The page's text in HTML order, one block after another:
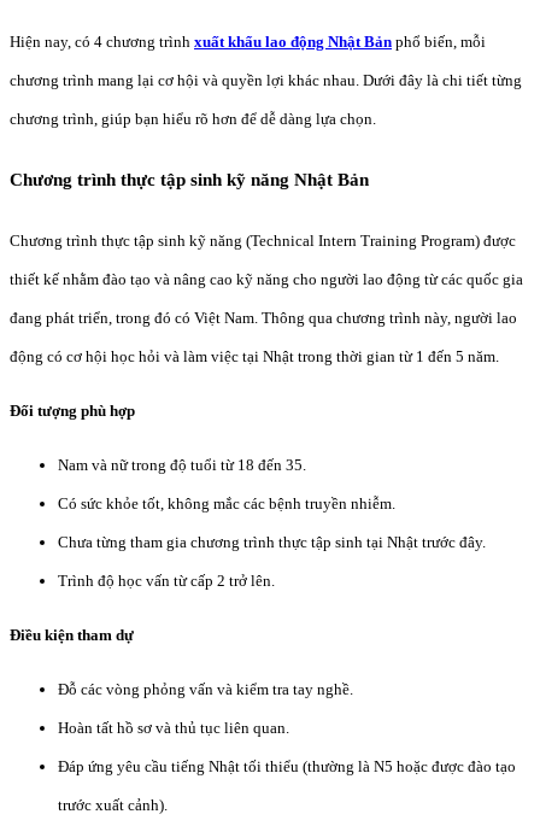
Hiện nay, có 4 chương trình xuất khẩu lao động Nhật Bản phổ biến, mỗi
chương trình mang lại cơ hội và quyền lợi khác nhau. Dưới đây là chi tiết từng
chương trình, giúp bạn hiểu rõ hơn để dễ dàng lựa chọn.
Chương trình thực tập sinh kỹ năng Nhật Bản
Chương trình thực tập sinh kỹ năng (Technical Intern Training Program) được
thiết kế nhằm đào tạo và nâng cao kỹ năng cho người lao động từ các quốc gia
đang phát triển, trong đó có Việt Nam. Thông qua chương trình này, người lao
động có cơ hội học hỏi và làm việc tại Nhật trong thời gian từ 1 đến 5 năm.
Đối tượng phù hợp
Nam và nữ trong độ tuổi từ 18 đến 35.
Có sức khỏe tốt, không mắc các bệnh truyền nhiễm.
Chưa từng tham gia chương trình thực tập sinh tại Nhật trước đây.
Trình độ học vấn từ cấp 2 trở lên.
Điều kiện tham dự
Đỗ các vòng phỏng vấn và kiểm tra tay nghề.
Hoàn tất hồ sơ và thủ tục liên quan.
Đáp ứng yêu cầu tiếng Nhật tối thiểu (thường là N5 hoặc được đào tạo
trước xuất cảnh).